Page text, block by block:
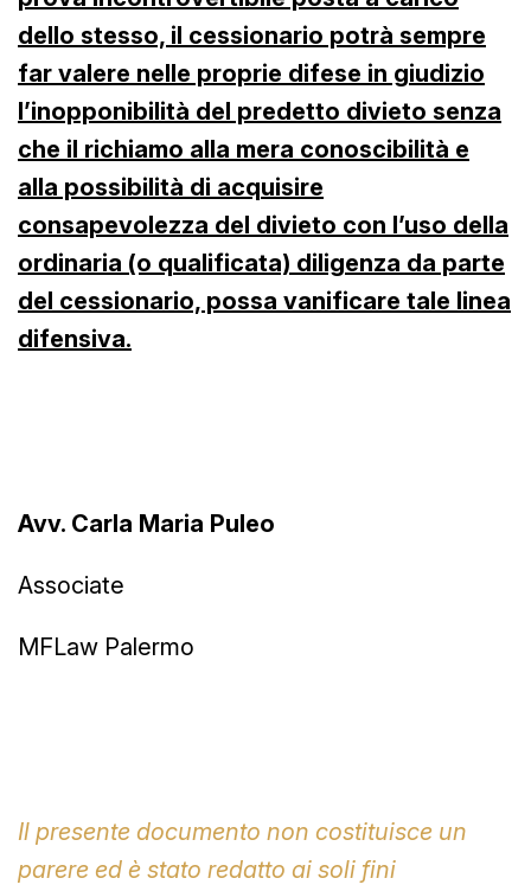
dello stesso, il cessionario potrà sempre
far valere nelle proprie difese in giudizio
l’inopponibilità del predetto divieto senza
che il richiamo alla mera conoscibilità e
alla possibilità di acquisire
consapevolezza del divieto con l’uso della
ordinaria (o qualificata) diligenza da parte
del cessionario, possa vanificare tale linea
difensiva.
Avv. Carla Maria Puleo
Associate
MFLaw Palermo
Il presente documento non costituisce un
parere ed è stato redatto ai soli fini